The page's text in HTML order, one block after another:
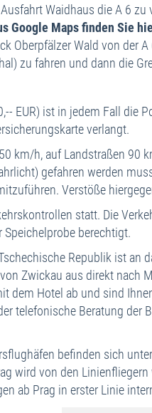
Waidhaus die A 6
Google Maps finden Sie
Oberpfälzer Wald von der
zu fahren und dann die
EUR) ist in jedem Fall
verlangt.
km/h, auf Landstraßen
gefahren werden
Verstöße
statt. Die
berechtigt.
Republik ist an
Zwickau aus direkt nach
dem Hotel ab und sind
telefonische Beratung der
befinden sich
wird von den
ab Prag in erster Linie